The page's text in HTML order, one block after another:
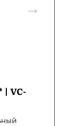
| VC-